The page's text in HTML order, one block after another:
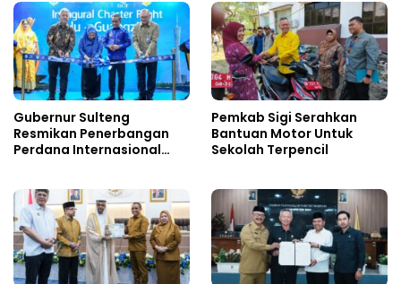
Gubernur Sulteng
Resmikan Penerbangan
Perdana Internasional
Pemkab Sigi Serahkan
Bantuan Motor Untuk
Sekolah Terpencil